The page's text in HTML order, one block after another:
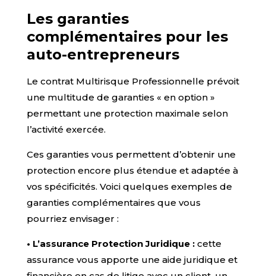
Les garanties
complémentaires pour les
auto-entrepreneurs
Le contrat Multirisque Professionnelle prévoit
une multitude de garanties « en option »
permettant une protection maximale selon
l’activité exercée.
Ces garanties vous permettent d’obtenir une
protection encore plus étendue et adaptée à
vos spécificités. Voici quelques exemples de
garanties complémentaires que vous
pourriez envisager :
• L’assurance Protection Juridique :cette
assurance vous apporte une aide juridique et